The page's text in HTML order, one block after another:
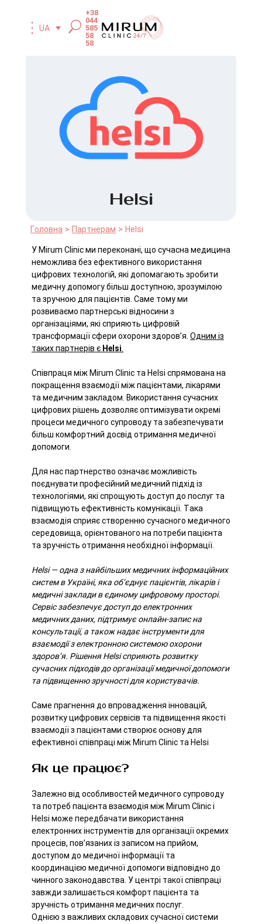
UA
+38
044
585
58
58
Helsi
Головна Партнерам Helsi
У Mirum Clinic ми переконані, що сучасна медицина
неможлива без ефективного використання
цифрових технологій, які допомагають зробити
медичну допомогу більш доступною, зрозумілою
та зручною для пацієнтів. Саме тому ми
розвиваємо партнерські відносини з
організаціями, які сприяють цифровій
трансформації сфери охорони здоров’я. Одним із
таких партнерів є Helsi
Співпраця між Mirum Clinic та Helsi спрямована на
покращення взаємодії між пацієнтами, лікарями
та медичним закладом. Використання сучасних
цифрових рішень дозволяє оптимізувати окремі
процеси медичного супроводу та забезпечувати
більш комфортний досвід отримання медичної
допомоги.
Для нас партнерство означає можливість
поєднувати професійний медичний підхід із
технологіями, які спрощують доступ до послуг та
підвищують ефективність комунікації. Така
взаємодія сприяє створенню сучасного медичного
середовища, орієнтованого на потреби пацієнта
та зручність отримання необхідної інформації.
Helsi — одна з найбільших медичних інформаційних
систем в Україні, яка об’єднує пацієнтів, лікарів і
медичні заклади в єдиному цифровому просторі.
Сервіс забезпечує доступ до електронних
медичних даних, підтримує онлайн-запис на
консультації, а також надає інструменти для
взаємодії з електронною системою охорони
здоров’я. Рішення Helsi сприяють розвитку
сучасних підходів до організації медичної допомоги
та підвищенню зручності для користувачів.
Саме прагнення до впровадження інновацій,
розвитку цифрових сервісів та підвищення якості
взаємодії з пацієнтами створює основу для
ефективної співпраці між Mirum Clinic та Helsi
Як це працює?
Залежно від особливостей медичного супроводу
та потреб пацієнта взаємодія між Mirum Clinic і
Helsi може передбачати використання
електронних інструментів для організації окремих
процесів, пов’язаних із записом на прийом,
доступом до медичної інформації та
координацією медичної допомоги відповідно до
чинного законодавства. У центрі такої співпраці
завжди залишається комфорт пацієнта та
зручність отримання медичних послуг.
Однією з важливих складових сучасної системи